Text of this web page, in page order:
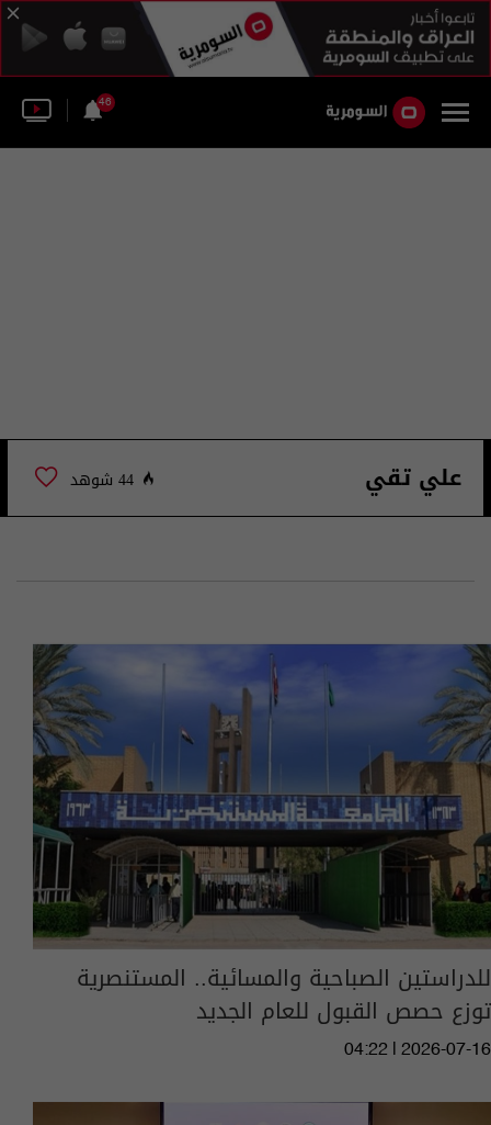
46
علي تقي 44 شوهد
للدراستين الصباحية والمسائية.. المستنصرية
توزع حصص القبول للعام الجديد
04:22 | 2026-07-16